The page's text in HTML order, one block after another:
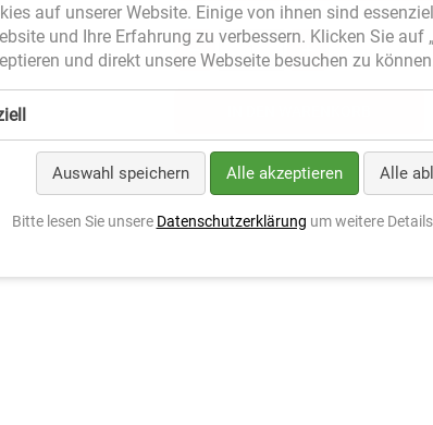
auf unserer Website. Einige von ihnen sind
und Ihre Erfahrung zu verbessern. Klicken Sie auf
und direkt unsere Webseite besuchen zu
Auswahl speichern Alle akzeptieren Alle
Bitte lesen Sie unsere Datenschutzerklärung um weitere